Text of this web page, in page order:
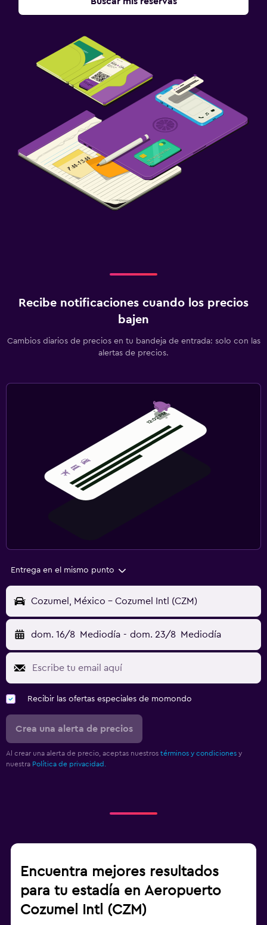
Recibe notificaciones cuando los precios
bajen
Cambios diarios de precios en tu bandeja de entrada: solo con las
alertas de precios.
Entrega en el mismo punto
Cozumel, México - Cozumel Intl (CZM)
dom. 16/8 Mediodía - dom. 23/8 Mediodía
Recibir las ofertas especiales de momondo
Crea una alerta de precios
Al crear una alerta de precio, aceptas nuestros términos y condiciones y
nuestra Política de privacidad.
Encuentra mejores resultados
para tu estadía en Aeropuerto
Cozumel Intl (CZM)